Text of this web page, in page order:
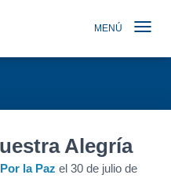
MENÚ
Alegría
la Paz el 30 de julio de